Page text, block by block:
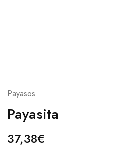
Payasos
Payasita
37,38€